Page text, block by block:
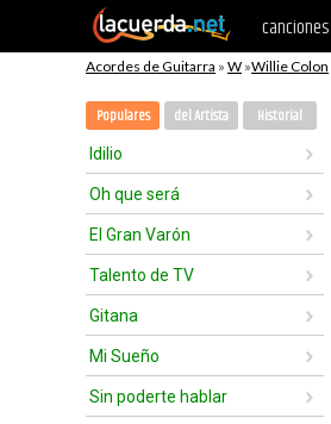
canciones
Acordes de Guitarra » W »Willie Colon
Populares del Artista Historial
Idilio
Oh que será
El Gran Varón
Talento de TV
Gitana
Mi Sueño
Sin poderte hablar